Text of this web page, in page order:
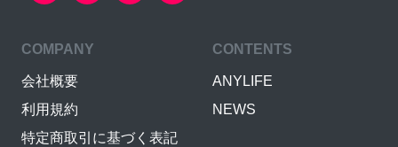
COMPANY
会社概要
利用規約
特定商取引に基づく表記
CONTENTS
ANYLIFE
NEWS